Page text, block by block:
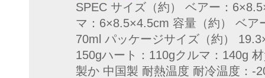
SPEC サイズ（約） ベアー：
マ：6×8.5×4.5cm 容量（約） ベア
70ml パッケージサイズ（約）
150gハート：110gクルマ：140g
製か 中国製 耐熱温度 耐冷温度：-